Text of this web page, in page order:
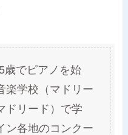
歳でピアノを始
楽学校（マドリー
ドリード）で学
ン各地のコンクー